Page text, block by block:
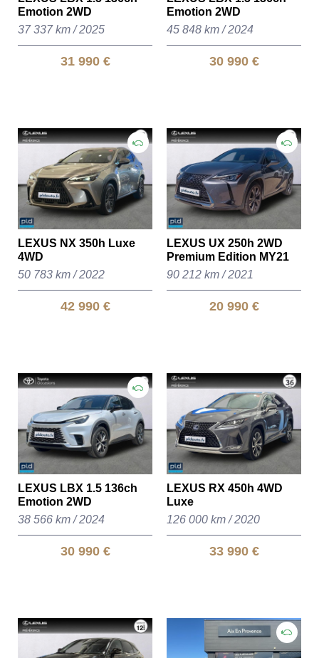
Emotion 2WD
37 337 km / 2025
31 990 €
Emotion 2WD
45 848 km / 2024
30 990 €
LEXUS NX 350h Luxe
4WD
50 783 km / 2022
42 990 €
LEXUS UX 250h 2WD
Premium Edition MY21
90 212 km / 2021
20 990 €
LEXUS LBX 1.5 136ch
Emotion 2WD
38 566 km / 2024
30 990 €
LEXUS RX 450h 4WD
Luxe
126 000 km / 2020
33 990 €